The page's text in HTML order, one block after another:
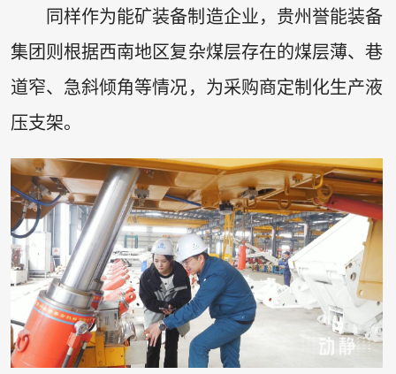
同样作为能矿装备制造企业，贵州誉能装备
集团则根据西南地区复杂煤层存在的煤层薄、巷
道窄、急斜倾角等情况，为采购商定制化生产液
压支架。